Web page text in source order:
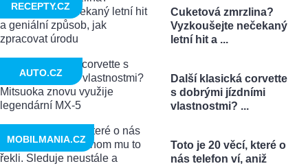
Cuketová zmrzlina?
Vyzkoušejte nečekaný
letní hit a ...
RECEPTY.CZ
Další klasická corvette
s dobrými jízdními
vlastnostmi? ...
AUTO.CZ
Toto je 20 věcí, které o
nás telefon ví, aniž
MOBILMANIA.CZ